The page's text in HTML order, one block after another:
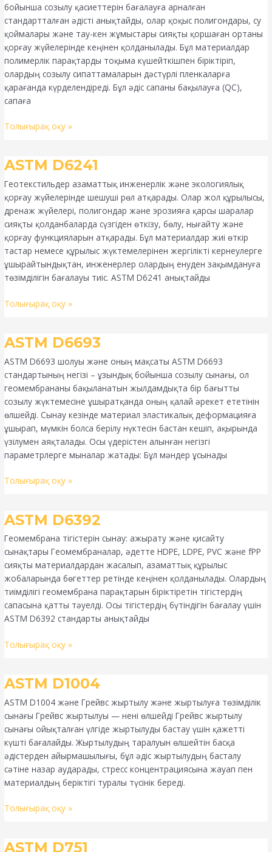
бойынша созылу қасиеттерін бағалауға арналған
стандартталған әдісті анықтайды, олар қоқыс полигондары, су
қоймалары және тау-кен жұмыстары сияқты қоршаған ортаны
қорғау жүйелерінде кеңінен қолданылады. Бұл материалдар
полимерлік парақтарды тоқыма күшейткішпен біріктіріп,
олардың созылу сипаттамаларын дәстүрлі пленкаларға
қарағанда күрделендіреді. Бұл әдіс сапаны бақылауға (QC),
сапаға
Толығырақ оқу »
ASTM D6241
Геотекстильдер азаматтық инженерлік және экологиялық
қорғау жүйелерінде шешуші рөл атқарады. Олар жол құрылысы,
дренаж жүйелері, полигондар және эрозияға қарсы шаралар
сияқты қолданбаларда сүзгіден өткізу, бөлу, нығайту және
қорғау функцияларын атқарады. Бұл материалдар жиі өткір
тастар немесе құрылыс жүктемелерінен жергілікті кернеулерге
ұшырайтындықтан, инженерлер олардың енуден зақымдануға
төзімділігін бағалауы тиіс. ASTM D6241 анықтайды
ASTM
Толығырақ оқу »
ASTM D6693
ASTM D6693 шолуы және оның мақсаты ASTM D6693
стандартының негізі – ұзындық бойынша созылу сынағы, ол
геомембрананы бақыланатын жылдамдықта бір бағытты
созылу жүктемесіне ұшыратқанда оның қалай әрекет ететінін
өлшейді. Сынау кезінде материал эластикалық деформацияға
ұшырап, мүмкін болса берілу нүктесін бастан кешіп, ақырында
үзілумен аяқталады. Осы үдерістен алынған негізгі
параметрлерге мыналар жатады: Бұл мәндер ұсынады
ASTM
Толығырақ оқу »
ASTM D6392
Геомембрана тігістерін сынау: ажырату және қисайту
сынақтары Геомембраналар, әдетте HDPE, LDPE, PVC және fPP
сияқты материалдардан жасалып, азаматтық құрылыс
жобаларында бөгеттер ретінде кеңінен қолданылады. Олардың
тиімділігі геомембрана парақтарын біріктіретін тігістердің
сапасына қатты тәуелді. Осы тігістердің бүтіндігін бағалау үшін
ASTM D6392 стандарты анықтайды
ASTM
Толығырақ оқу »
ASTM D1004
ASTM D1004 және Грейвс жыртылу және жыртылуға төзімділік
сынағы Грейвс жыртылуы — нені өлшейді Грейвс жыртылу
сынағы ойықталған үлгіде жыртылуды бастау үшін қажетті
күшті бағалайды. Жыртылудың таралуын өлшейтін басқа
әдістерден айырмашылығы, бұл әдіс жыртылудың басталу
сәтіне назар аударады, стресс концентрациясына жауап пен
материалдың беріктігі туралы түсінік береді.
ASTM
Толығырақ оқу »
ASTM D751
ASTM